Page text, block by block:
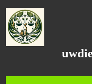
naar
inhoud